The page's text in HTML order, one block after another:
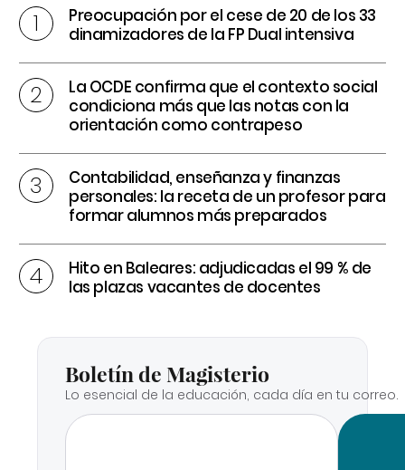
Preocupación por el cese de 20 de los 33
dinamizadores de la FP Dual intensiva
La OCDE confirma que el contexto social
condiciona más que las notas con la
orientación como contrapeso
Contabilidad, enseñanza y finanzas
personales: la receta de un profesor para
formar alumnos más preparados
Hito en Baleares: adjudicadas el 99 % de
las plazas vacantes de docentes
Boletín de Magisterio
Lo esencial de la educación, cada día en tu correo.